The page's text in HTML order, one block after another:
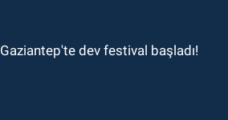
Gaziantep'te dev festival başladı!